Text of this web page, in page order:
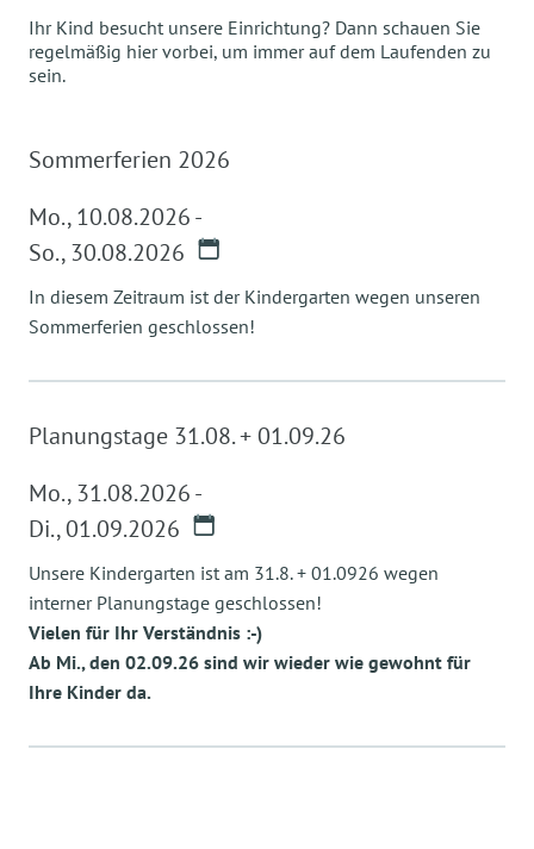
Ihr Kind besucht unsere Einrichtung? Dann schauen Sie
regelmäßig hier vorbei, um immer auf dem Laufenden zu
sein.
Sommerferien 2026
Mo.,10.08.2026-
So.,30.08.2026
In diesem Zeitraum ist der Kindergarten wegen unseren
Sommerferien geschlossen!
Planungstage 31.08. + 01.09.26
Mo.,31.08.2026-
Di.,01.09.2026
Unsere Kindergarten ist am 31.8. + 01.0926 wegen
interner Planungstage geschlossen!
Vielen für Ihr Verständnis :-)
Ab Mi., den 02.09.26 sind wir wieder wie gewohnt für
Ihre Kinder da.